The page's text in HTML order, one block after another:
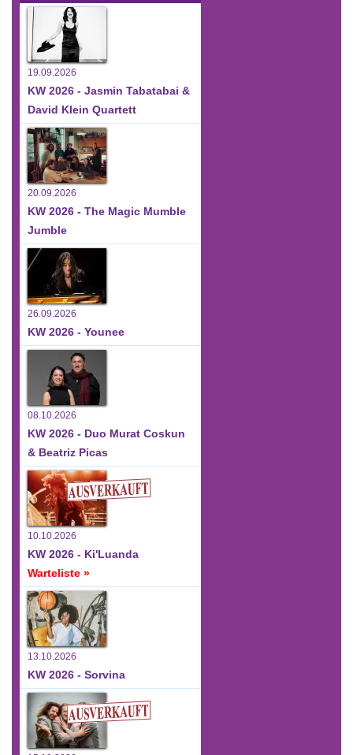
19.09.2026
KW 2026 - Jasmin Tabatabai &
David Klein Quartett
20.09.2026
KW 2026 - The Magic Mumble
Jumble
26.09.2026
KW 2026 - Younee
08.10.2026
KW 2026 - Duo Murat Coskun
& Beatriz Picas
10.10.2026
KW 2026 - Ki'Luanda
Warteliste »
13.10.2026
KW 2026 - Sorvina